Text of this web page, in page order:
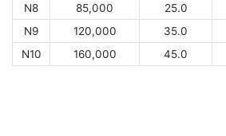
N8
85,000 25.0
N9
120,000 35.0
N10
160,000 45.0